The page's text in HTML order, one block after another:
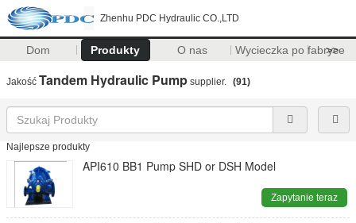
Zhenhu PDC Hydraulic CO.,LTD
Dom Produkty O nas Wycieczka po fabryce
>>
Jakość Tandem Hydraulic Pump supplier. (91)
Najlepsze produkty
API610 BB1 Pump SHD or DSH Model
Zapytanie teraz